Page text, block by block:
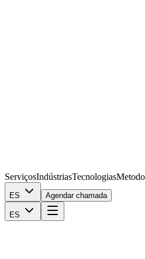
ServiçosIndústriasTecnologias
ES Agendar chamada
ES